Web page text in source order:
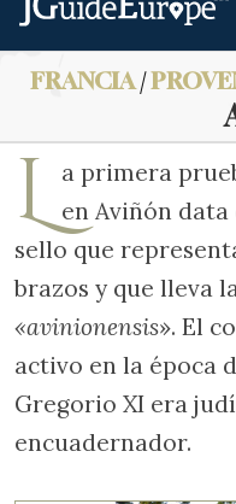
FRANCIA/
L a primera
en Aviñón data
sello que
brazos y que lleva
«avinionensis». El
activo en la época
Gregorio XI era
encuadernador.